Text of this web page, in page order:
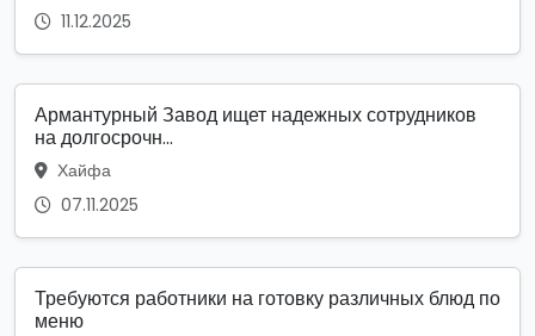
11.12.2025
Армантурный Завод ищет надежных сотрудников
на долгосрочн...
Хайфа
07.11.2025
Требуются работники на готовку различных блюд по
меню